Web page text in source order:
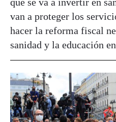
van a proteger los
hacer la reforma fiscal
sanidad y la educación